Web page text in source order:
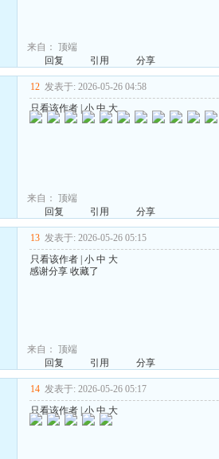
来自： 顶端
回复
引用 分享
12 发表于: 2026-05-26 04:58
只看该作者 |小 中 大
来自： 顶端
回复
引用 分享
13 发表于: 2026-05-26 05:15
只看该作者 小 中 大
感谢分享 收藏了
来自： 顶端
回复
引用 分享
14 发表于: 2026-05-26 05:17
只看该作者 |小 中 大